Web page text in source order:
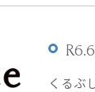
くるぶ